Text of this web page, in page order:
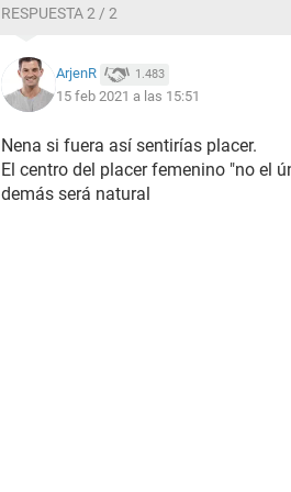
RESPUESTA 2 / 2
ArjenR 1.483
15 feb 2021 a las 15:51
Nena si fuera así sentirías placer.
El centro del placer femenino "no el
demás será natural